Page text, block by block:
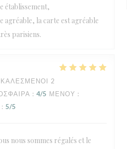
établissement,
agréable, la carte est agréable
parisiens.
2
: 4/5 ΜΕΝΟΎ :
: 5/5
nous sommes régalés et le